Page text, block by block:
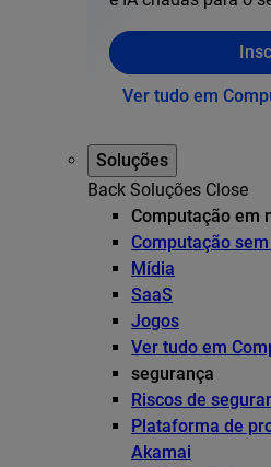
Ver tudo em
Soluções
Back Soluções Close
Computação em
Computação
Mídia
SaaS
Jogos
Ver tudo em
segurança
Riscos de
Plataforma de
Akamai